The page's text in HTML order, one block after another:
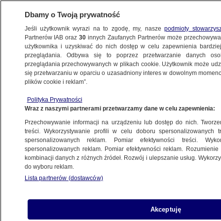
KROSNO
mieszkaniu znaleziono ciało noworodka
Aleksandra Arendt-Czekała
14.06.2026, 15:56Aktualizacja: 15.06.2026, 14:36
Posłuchaj artykułu
Czyta lektor AI
Dbamy o Twoją prywatność
Jeśli użytkownik wyrazi na to zgodę, my, naszepodmioty
Partnerów IAB oraz30 innych Zaufanych Partnerów może
użytkownika i uzyskiwać do nich dostęp w celu zapewnienia
przeglądania. Odbywa się to poprzez przetwarzanie danych
przeglądania przechowywanych w plikach cookie. Użytkownik może
się przetwarzaniu w oparciu o uzasadniony interes w dowolnym
plików cookie i reklam”.
Polityka Prywatności
Wraz z naszymi partnerami przetwarzamy dane w celu zapewnienia:
Przechowywanie informacji na urządzeniu lub dostęp do nich.
treści. Wykorzystywanie profili w celu doboru spersonalizowanych
spersonalizowanych reklam. Pomiar efektywności treści.
spersonalizowanych reklam. Pomiar efektywności reklam.
kombinacji danych z różnych źródeł. Rozwój i ulepszanie usług.
do wyboru reklam.
Lista partnerów (dostawców)
Akceptuję